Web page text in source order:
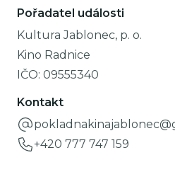
Pořadatel události
Kultura Jablonec, p. o.
Kino Radnice
IČO: 09555340
Kontakt
+420 777 747 159